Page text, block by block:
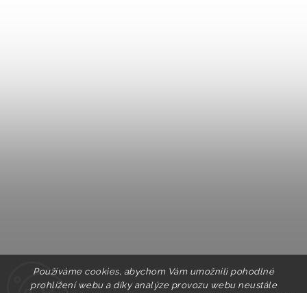
Používáme cookies, abychom Vám umožnili pohodlné
prohlížení webu a díky analýze provozu webu neustále